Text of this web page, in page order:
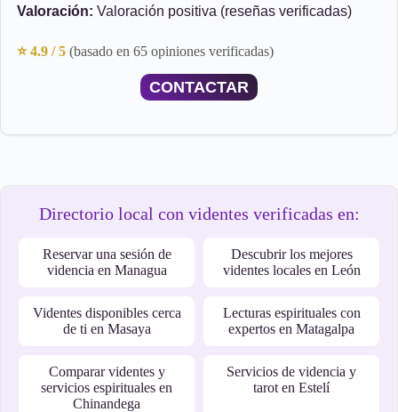
Valoración: Valoración positiva (reseñas verificadas)
⭐ 4.9 / 5 (basado en 65 opiniones verificadas)
CONTACTAR
Directorio local con videntes verificadas en:
Reservar una sesión de
videncia en Managua
Descubrir los mejores
videntes locales en León
Videntes disponibles cerca
de ti en Masaya
Lecturas espirituales con
expertos en Matagalpa
Comparar videntes y
servicios espirituales en
Chinandega
Servicios de videncia y
tarot en Estelí